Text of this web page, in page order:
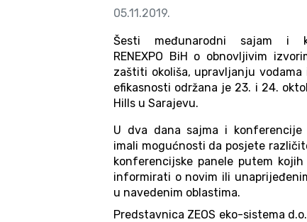
05.11.2019.
Šesti međunarodni sajam i
RENEXPO BiH o obnovljivim
zaštiti okoliša, upravljanju vodama
efikasnosti održana je 23. i 24.
Hills u Sarajevu.
U dva dana sajma i konferencije
imali mogućnosti da posjete
konferencijske panele putem
informirati o novim ili
u navedenim oblastima.
Predstavnica ZEOS eko-sistema